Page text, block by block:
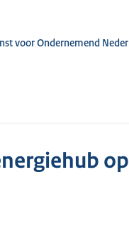
voor Ondernemend
op